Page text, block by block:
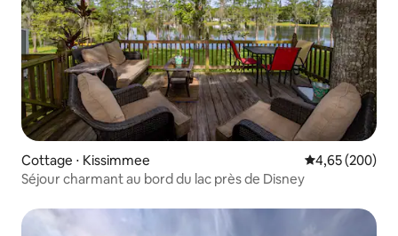
Cottage ⋅ Kissimmee Évaluation
4,65 (200)
Séjour charmant au bord du lac près de Disney